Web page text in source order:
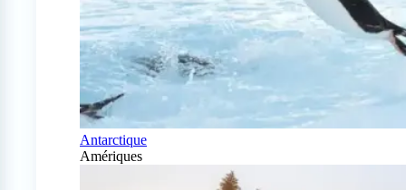
Antarctique
Amériques